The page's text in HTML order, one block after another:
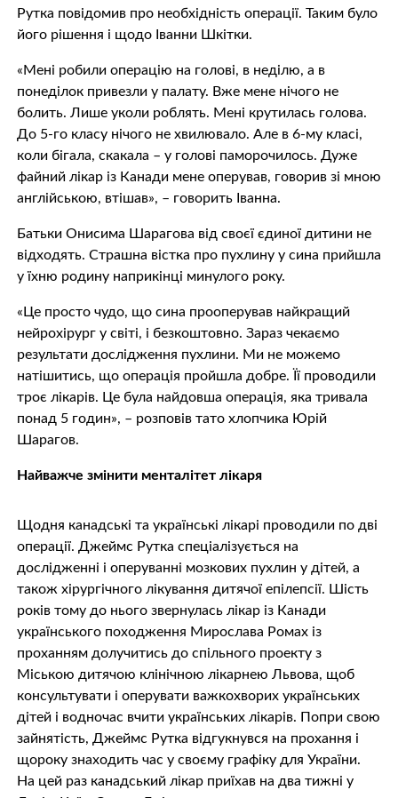
Рутка повідомив про необхідність операції. Таким було
його рішення і щодо Іванни Шкітки.
«Мені робили операцію на голові, в неділю, а в
понеділок привезли у палату. Вже мене нічого не
болить. Лише уколи роблять. Мені крутилась голова.
До 5-го класу нічого не хвилювало. Але в 6-му класі,
коли бігала, скакала – у голові паморочилось. Дуже
файний лікар із Канади мене оперував, говорив зі мною
англійською, втішав», – говорить Іванна.
Батьки Онисима Шарагова від своєї єдиної дитини не
відходять. Страшна вістка про пухлину у сина прийшла
у їхню родину наприкінці минулого року.
«Це просто чудо, що сина прооперував найкращий
нейрохірург у світі, і безкоштовно. Зараз чекаємо
результати дослідження пухлини. Ми не можемо
натішитись, що операція пройшла добре. Її проводили
троє лікарів. Це була найдовша операція, яка тривала
понад 5 годин», – розповів тато хлопчика Юрій
Шарагов.
Найважче змінити менталітет лікаря
Щодня канадські та українські лікарі проводили по дві
операції. Джеймс Рутка спеціалізується на
дослідженні і оперуванні мозкових пухлин у дітей, а
також хірургічного лікування дитячої епілепсії. Шість
років тому до нього звернулась лікар із Канади
українського походження Мирослава Ромах із
проханням долучитись до спільного проекту з
Міською дитячою клінічною лікарнею Львова, щоб
консультувати і оперувати важкохворих українських
дітей і водночас вчити українських лікарів. Попри свою
зайнятість, Джеймс Рутка відгукнувся на прохання і
щороку знаходить час у своєму графіку для України.
На цей раз канадський лікар приїхав на два тижні у